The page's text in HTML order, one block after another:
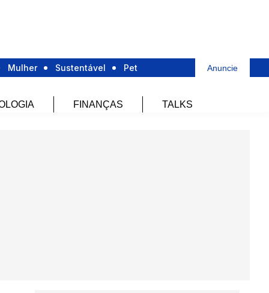
Mulher Sustentável Pet Anuncie
FINANÇAS TALKS